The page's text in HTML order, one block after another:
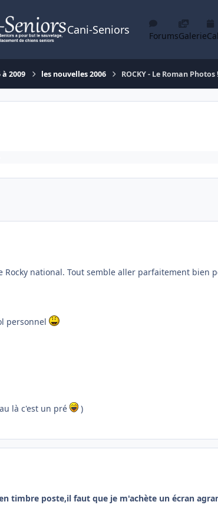
Cani-Seniors ForumsGalerie
2009 les nouvelles 2006 ROCKY - Le Roman Photos !
national. Tout semble aller parfaitement
personnel
là c'est un pré )
timbre poste,il faut que je m'achète un écran